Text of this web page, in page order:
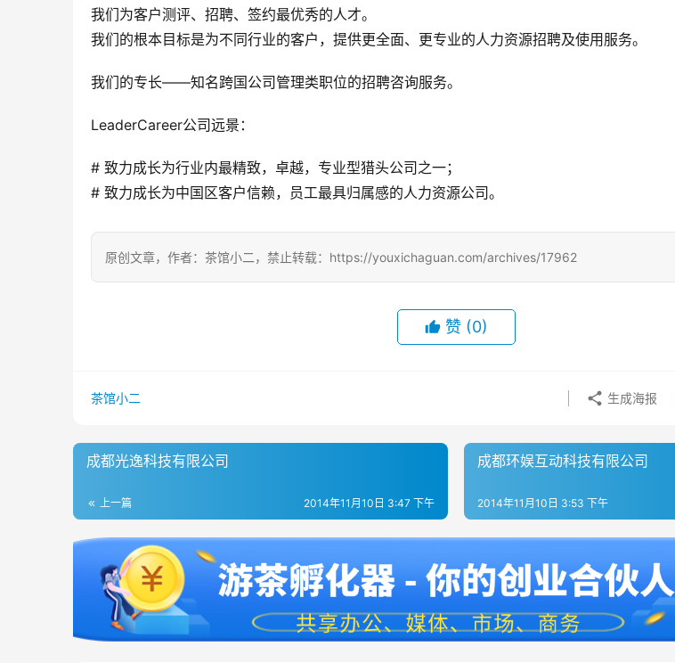
我们为客户测评、招聘、签约最优秀的人才。
我们的根本目标是为不同行业的客户，提供更全面、更专业的人力资源招聘及使用服务。
我们的专长——知名跨国公司管理类职位的招聘咨询服务。
LeaderCareer公司远景：
# 致力成长为行业内最精致，卓越，专业型猎头公司之一；
# 致力成长为中国区客户信赖，员工最具归属感的人力资源公司。
原创文章，作者：茶馆小二，禁止转载：https://youxichaguan.com/archives/17962
赞 (0)
茶馆小二 生成海报
成都光逸科技有限公司
上一篇 2014年11月10日 3:47 下午
成都环娱互动科技有限公司
2014年11月10日 3:53 下午